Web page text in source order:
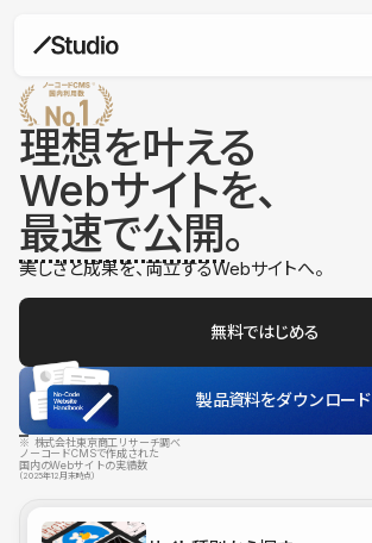
理想を叶える
Webサイトを、
最速で公開。
美しさと成果を、両立するWebサイトへ。
無料ではじめる
製品資料をダウンロード
※ 株式会社東京商工リサーチ調べ
ノーコードCMSで作成された
国内のWebサイトの実績数
（2025年12月末時点）